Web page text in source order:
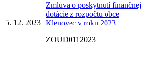
5. 12. 2023
Zmluva o poskytnutí finančnej
dotácie z rozpočtu obce
Klenovec v roku 2023
ZOUD0112023